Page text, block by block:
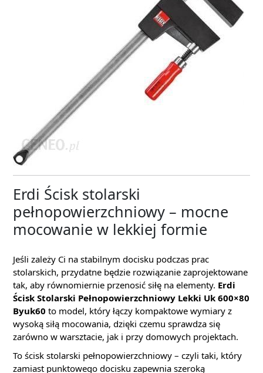
Erdi Ścisk stolarski
pełnopowierzchniowy – mocne
mocowanie w lekkiej formie
Jeśli zależy Ci na stabilnym docisku podczas prac
stolarskich, przydatne będzie rozwiązanie zaprojektowane
tak, aby równomiernie przenosić siłę na elementy. Erdi
Ścisk Stolarski Pełnopowierzchniowy Lekki Uk 600×80
Byuk60 to model, który łączy kompaktowe wymiary z
wysoką siłą mocowania, dzięki czemu sprawdza się
zarówno w warsztacie, jak i przy domowych projektach.
To ścisk stolarski pełnopowierzchniowy – czyli taki, który
zamiast punktowego docisku zapewnia szeroką